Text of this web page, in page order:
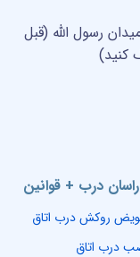
درب + قوانین
روکش درب اتاق
درب اتاق
رسول الله (قبل
کنید)